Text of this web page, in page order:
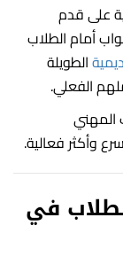
على قدم
أمام الطلاب
الطويلة
الفعلي.
المهني
وأكثر فعالية.
في